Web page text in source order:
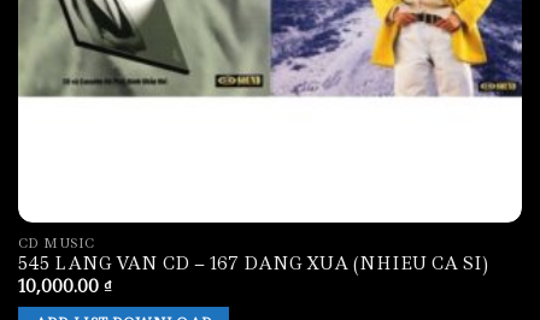
CD MUSIC
545 LANG VAN CD – 167 DANG XUA (NHIEU CA SI)
10,000.00 ₫